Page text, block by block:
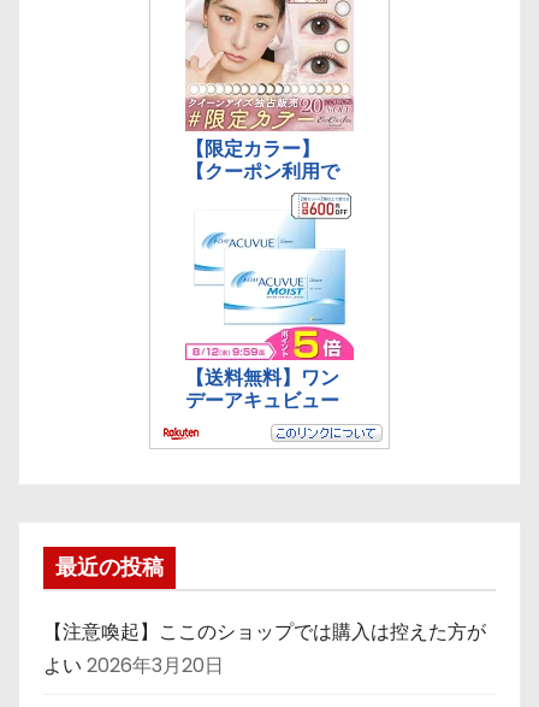
最近の投稿
【注意喚起】ここのショップでは購入は控えた方が
よい 2026年3月20日